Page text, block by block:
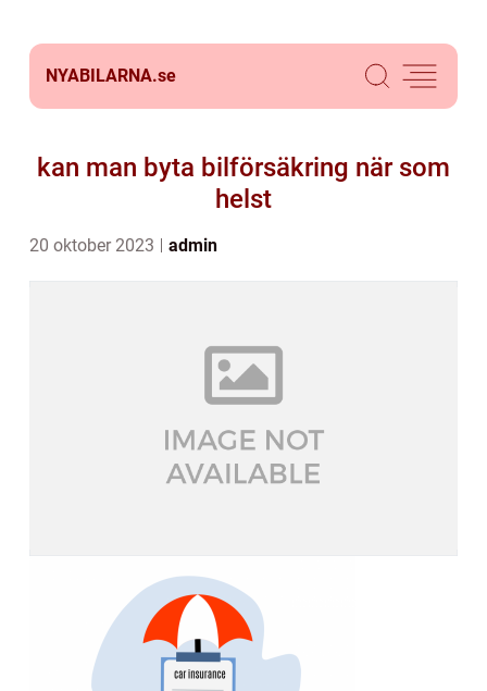
NYABILARNA.se
kan man byta bilförsäkring när som
helst
20 oktober 2023 admin